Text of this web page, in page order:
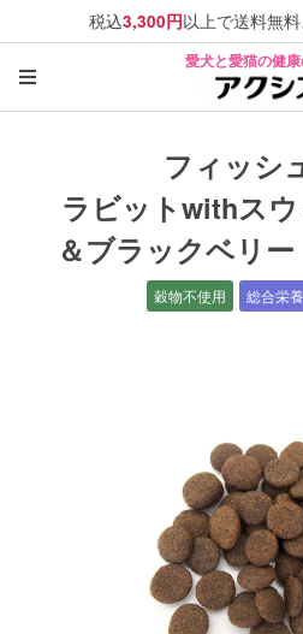
税込3,300円以上で送料無料
愛犬と愛猫の健
フィッシ
ラビットwithス
＆ブラックベリ
穀物不使用 総合栄